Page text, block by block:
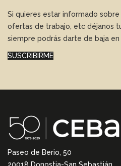
Si quieres estar informado
ofertas de trabajo, etc déjanos
siempre podrás darte de baja
SUSCRIBIRME
Paseo de Berio, 50